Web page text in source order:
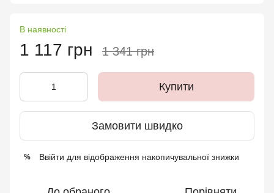
В наявності
1 117 грн 1 341 грн
Купити
Замовити швидко
% Ввійти для відображення накопичувальної знижки